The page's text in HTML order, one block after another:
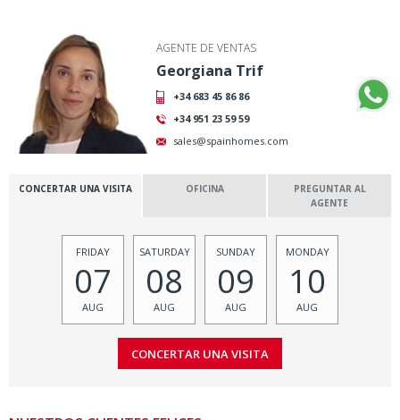
AGENTE DE VENTAS
Georgiana Trif
+34 683 45 86 86
+34 951 23 59 59
sales@spainhomes.com
CONCERTAR UNA VISITA OFICINA
PREGUNTAR AL
AGENTE
FRIDAY
07
AUG
SATURDAY
08
AUG
SUNDAY
09
AUG
MONDAY
10
AUG